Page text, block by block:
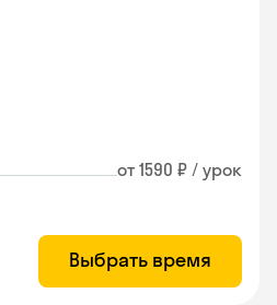
от 1590 ₽ / урок
Выбрать время